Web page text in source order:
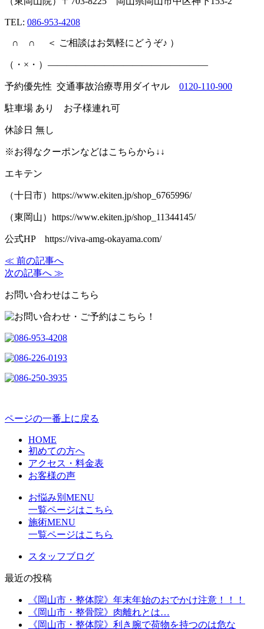
TEL: 086-953-4208
∩ ∩ ＜ ご相談はお気軽にどうぞ♪ ）
（・ × ・） —————————————————
予約優先性 交通事故治療専用ダイヤル 0120-110-900
駐車場 あり お子様連れ可
休診日 無し
※お得なクーポンなどはこちらから ↓↓
エキテン
（十日市） https://www.ekiten.jp/shop_6765996/
（東岡山） https://www.ekiten.jp/shop_11344145/
公式HP https://viva-amg-okayama.com/
≪ 前の記事へ
次の記事へ ≫
お問い合わせはこちら
ページの一番上に戻る
HOME
初めての方へ
アクセス・料金表
お客様の声
お悩み別MENU
一覧ページはこちら
施術MENU
一覧ページはこちら
スタッフブログ
最近の投稿
《岡山市・整体院》年末年始のおでかけ注意！！！
《岡山市・整骨院》肉離れとは…
《岡山市・整体院》利き腕で荷物を持つのは危な